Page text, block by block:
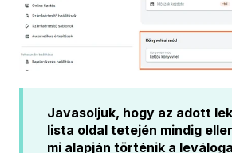
Javasoljuk, hogy az adott
lista oldal tetején mindig
mi alapján történik a